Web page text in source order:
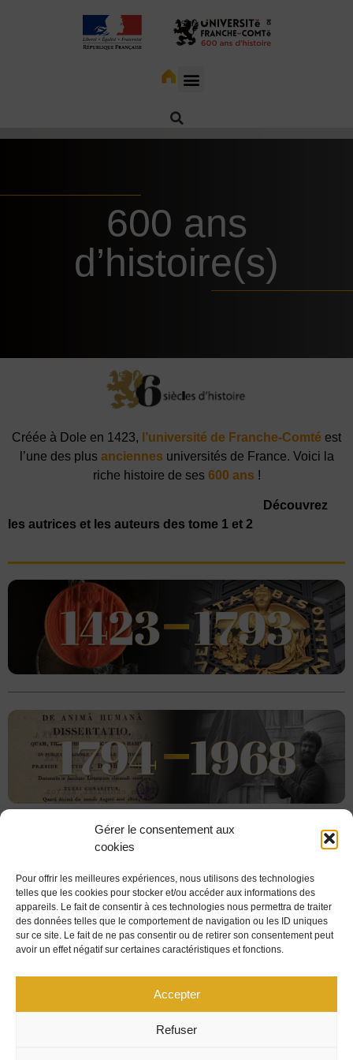
Gérer le consentement aux
cookies
Pour offrir les meilleures expériences, nous utilisons des technologies
telles que les cookies pour stocker et/ou accéder aux informations des
appareils. Le fait de consentir à ces technologies nous permettra de traiter
des données telles que le comportement de navigation ou les ID uniques
sur ce site. Le fait de ne pas consentir ou de retirer son consentement peut
avoir un effet négatif sur certaines caractéristiques et fonctions.
Accepter
Refuser
600 ans
d’histoire(s)
Créée à Dole en 1423, l’université de Franche-Comté est
l’une des plus anciennes universités de France. Voici la
riche histoire de ses 600 ans !
Découvrez
les autrices et les auteurs des tome 1 et 2
CENTRE JURIDIQUE